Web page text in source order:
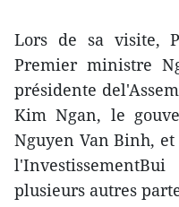
Lors de sa visite,
Premier ministre
présidente
Kim Ngan, le
Nguyen Van Binh,
plusieurs autres